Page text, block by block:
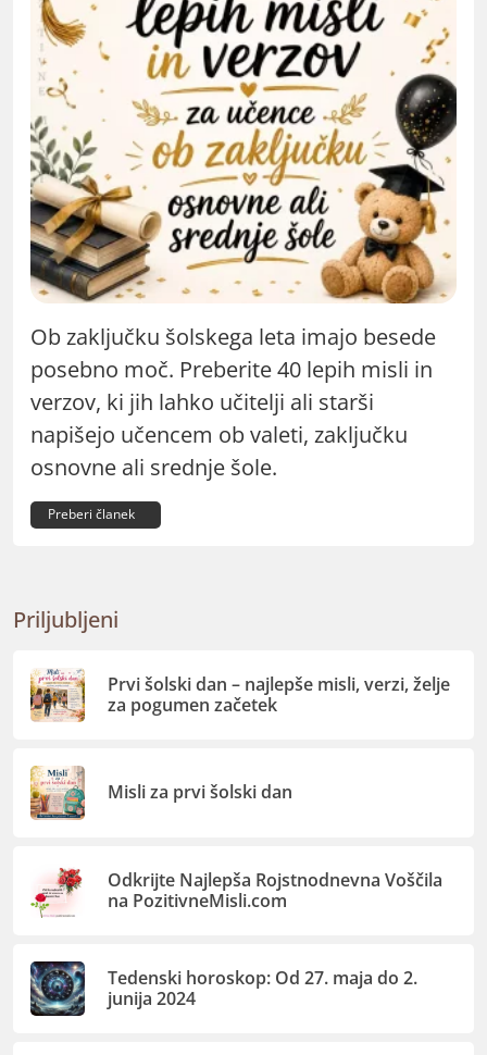
Ob zaključku šolskega leta imajo besede
posebno moč. Preberite 40 lepih misli in
verzov, ki jih lahko učitelji ali starši
napišejo učencem ob valeti, zaključku
osnovne ali srednje šole.
Preberi članek
Priljubljeni
Prvi šolski dan – najlepše misli, verzi, želje
za pogumen začetek
Misli za prvi šolski dan
Odkrijte Najlepša Rojstnodnevna Voščila
na PozitivneMisli.com
Tedenski horoskop: Od 27. maja do 2.
junija 2024